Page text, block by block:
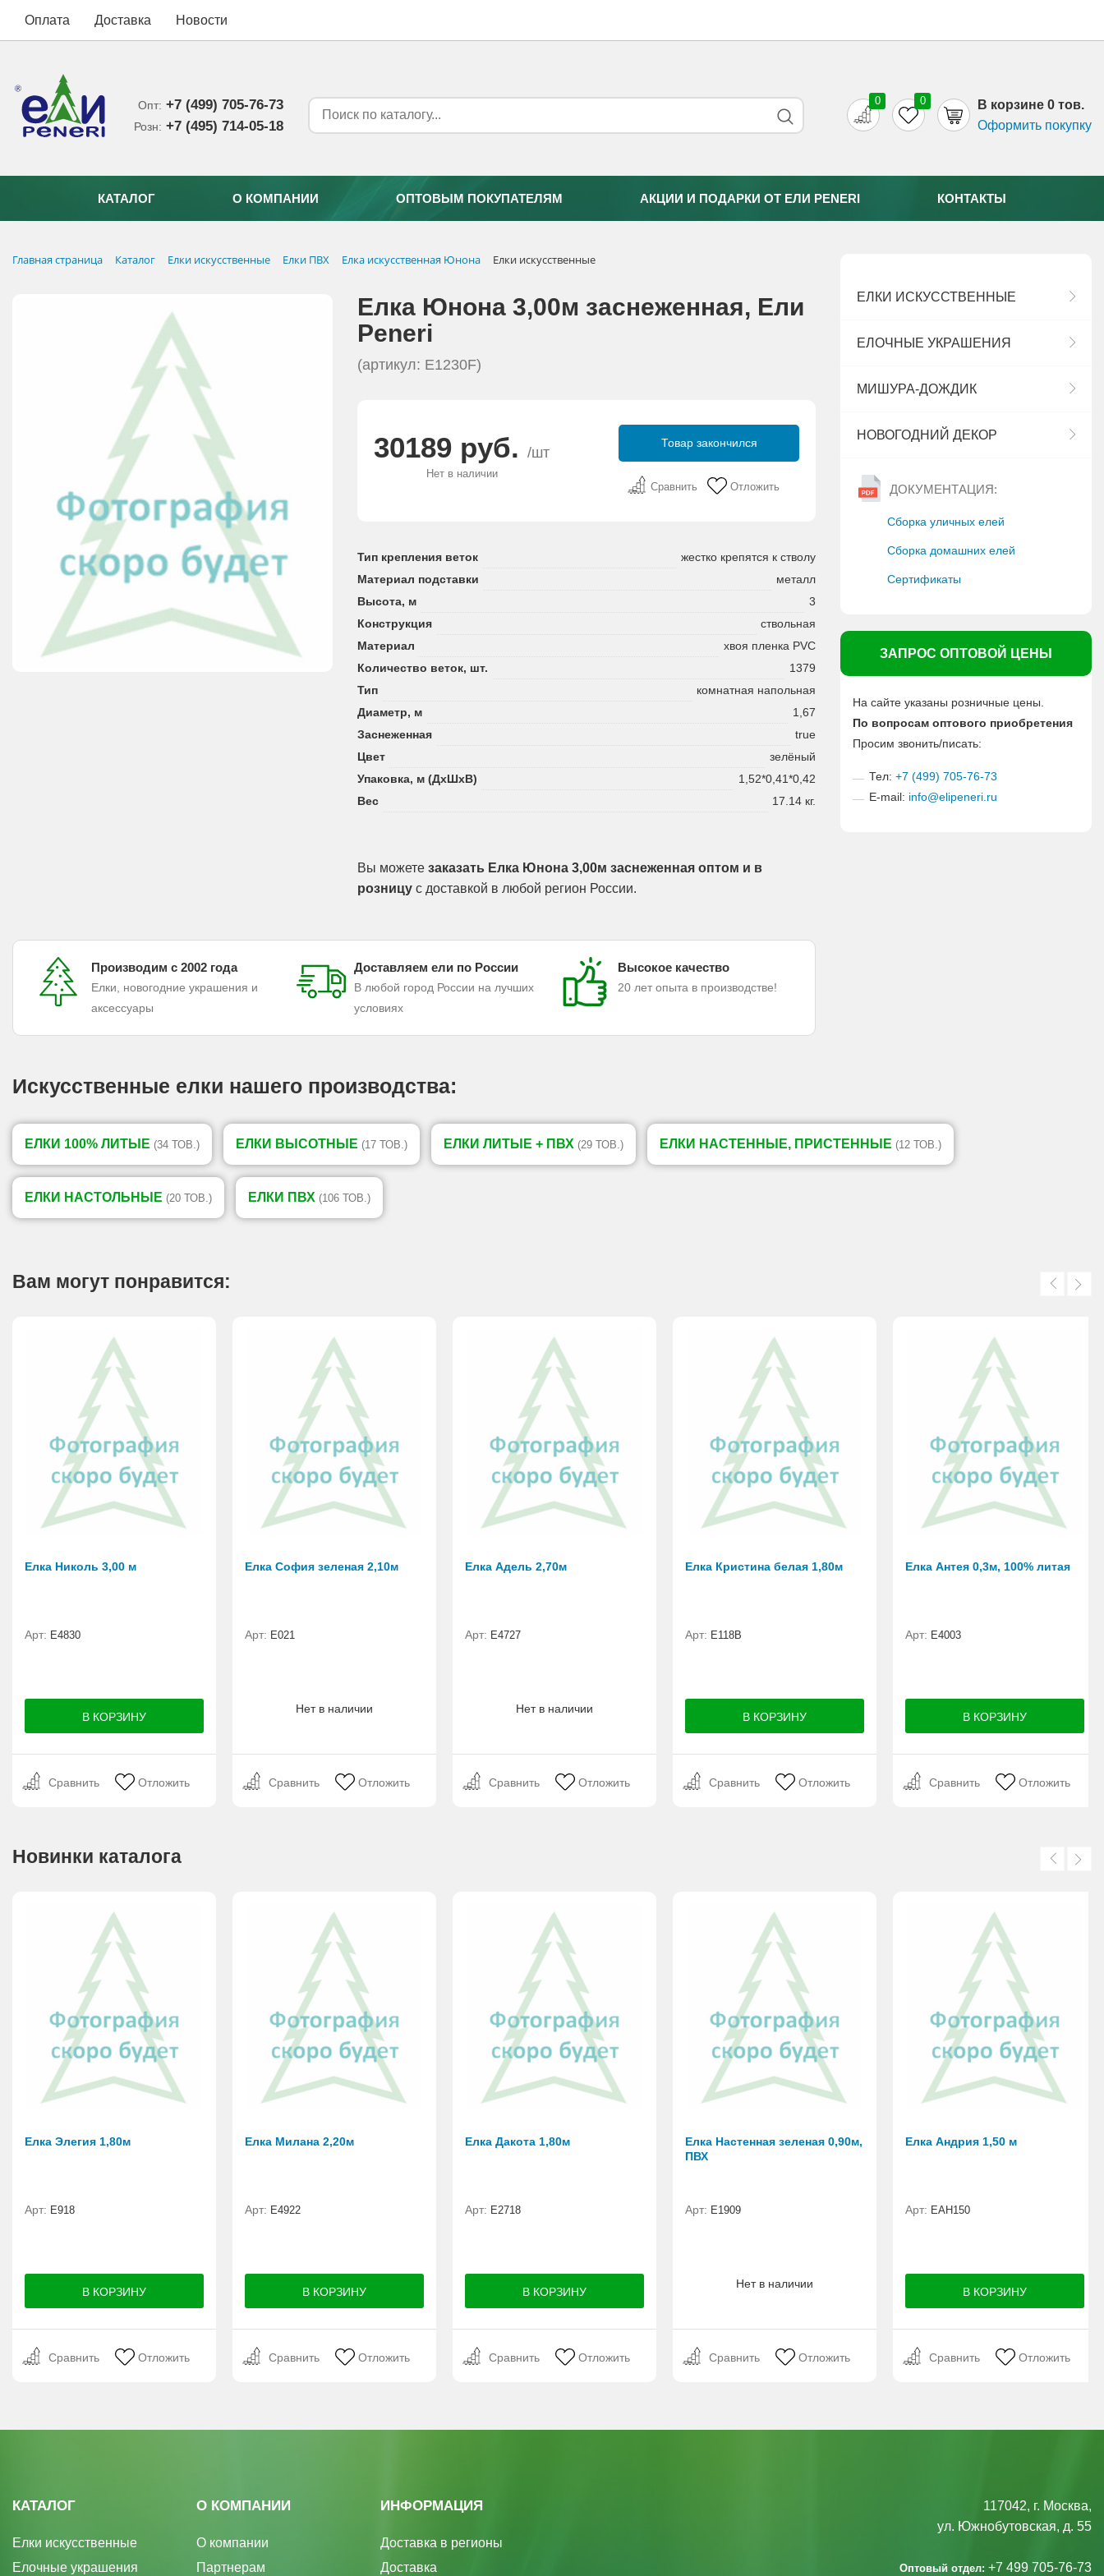
Оплата Доставка Новости
Опт: +7 (499) 705-76-73
Розн: +7 (495) 714-05-18‬
B корзине 0 тов.
Оформить покупку
0
0
КАТАЛОГ О КОМПАНИИ ОПТОВЫМ ПОКУПАТЕЛЯМ АКЦИИ И ПОДАРКИ ОТ EЛИ PENERI КОНТАКТЫ
Главная страница Каталог Елки искусственные Елки ПВХ Елка искусственная Юнона Елки искусственные
Елка Юнона 3,00м заснеженная, Eли
Peneri
(артикул: E1230F)
30189 руб. /шт
Нет в наличии
Товар закончился
Сравнить Отложить
Тип крепления веток
жестко крепятся к стволу
Материал подставки
металл
Высота, м
3
Конструкция
ствольная
Материал
хвоя пленка PVC
Количество веток, шт.
1379
Тип
комнатная напольная
Диаметр, м
1,67
Заснеженная
true
Цвет
зелёный
Упаковка, м (ДхШхВ)
1,52*0,41*0,42
Вес
17.14 кг.
Вы можете заказать Елка Юнона 3,00м заснеженная оптом и в
розницу с доставкой в любой регион России.
Производим с 2002 года
Елки, новогодние украшения и
аксессуары
Доставляем ели по России
В любой город России на лучших
условиях
Высокое качество
20 лет опыта в производстве!
ЕЛКИ ИСКУССТВЕННЫЕ
ЕЛОЧНЫЕ УКРАШЕНИЯ
МИШУРА-ДОЖДИК
НОВОГОДНИЙ ДЕКОР
ДОКУМЕНТАЦИЯ:
Сборка уличных елей
Сборка домашних елей
Сертификаты
ЗАПРОС ОПТОВОЙ ЦЕНЫ
На сайте указаны розничные цены.
По вопросам оптового приобретения
Просим звонить/писать:
Тел: +7 (499) 705-76-73
E-mail: info@elipeneri.ru
Искусственные елки нашего производства:
ЕЛКИ 100% ЛИТЫЕ (34 ТОВ.) ЕЛКИ ВЫСОТНЫЕ (17 ТОВ.) ЕЛКИ ЛИТЫЕ + ПВХ (29 ТОВ.) ЕЛКИ НАСТЕННЫЕ, ПРИСТЕННЫЕ (12 ТОВ.)
ЕЛКИ НАСТОЛЬНЫЕ (20 ТОВ.) ЕЛКИ ПВХ (106 ТОВ.)
Вам могут понравится:
Елка Николь 3,00 м
Арт: Е4830
Сравнить Отложить
Елка София зеленая 2,10м
Арт: E021
Нет в наличии
Сравнить Отложить
Елка Адель 2,70м
Арт: Е4727
Нет в наличии
Сравнить Отложить
Елка Кристина белая 1,80м
Арт: E118B
Сравнить Отложить
Елка Антея 0,3м, 100% литая
Арт: E4003
Сравнить Отложить
Новинки каталога
Елка Элегия 1,80м
Арт: E918
Сравнить Отложить
Елка Милана 2,20м
Арт: Е4922
Сравнить Отложить
Елка Дакота 1,80м
Арт: Е2718
Сравнить Отложить
Елка Настенная зеленая 0,90м,
ПВХ
Арт: E1909
Нет в наличии
Сравнить Отложить
Елка Андрия 1,50 м
Арт: ЕАН150
Сравнить Отложить
КАТАЛОГ
Елки искусственные
Елочные украшения
О КОМПАНИИ
О компании
Партнерам
ИНФОРМАЦИЯ
Доставка в регионы
Доставка
117042, г. Москва,
ул. Южнобутовская, д. 55
Оптовый отдел: +7 499 705-76-73